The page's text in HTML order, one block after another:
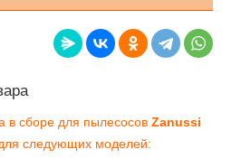
в сборе для пылесосов Zanussi
для следующих моделей: